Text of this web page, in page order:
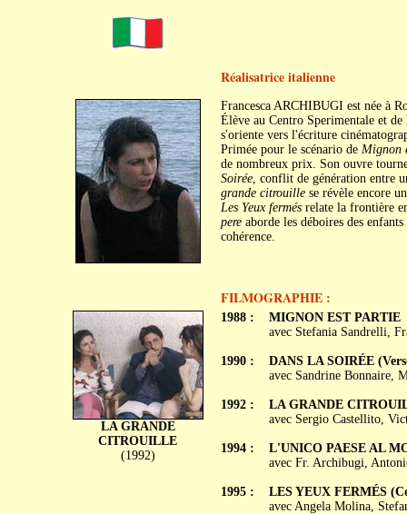
Réalisatrice italienne
Francesca ARCHIBUGI est née à
Élève au Centro Sperimentale et
s'oriente vers l'écriture
Primée pour le scénario de Mignon
de nombreux prix. Son ouvre
Soirée, conflit de génération entre
grande citrouillese révèle encore
Les Yeux fermésrelate la frontière
pereaborde les déboires des
cohérence.
FILMOGRAPHIE :
LA GRANDE
CITROUILLE
(1992)
1988 :
1990 :
1992 :
1994 :
1995 :
MIGNON EST PARTIE
avec Stefania Sandrelli,
DANS LA SOIRÉE
avec Sandrine Bonnaire,
LA GRANDE
avec Sergio Castellito,
L'UNICO PAESE AL
avec Fr. Archibugi,
LES YEUX FERMÉS
avec Angela Molina,